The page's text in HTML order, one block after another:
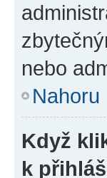
nebo
Nahoru
Když
k